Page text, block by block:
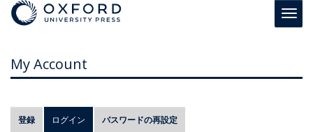
My Account
プ
登録 ログイン (アクティブなタブ)
パスワードの再設定